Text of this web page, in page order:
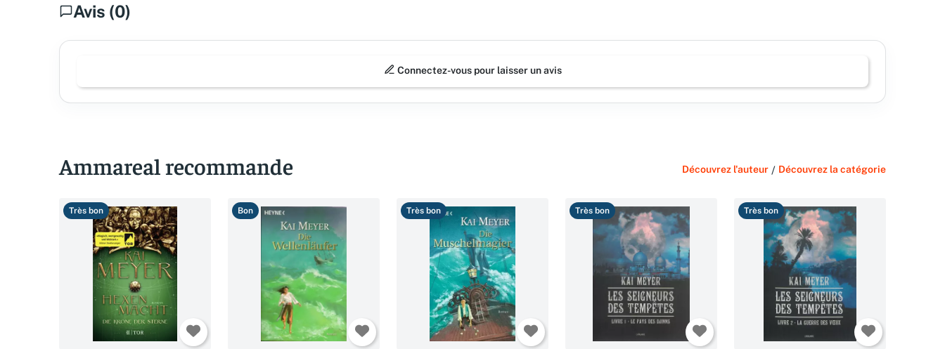
Avis (0)
Connectez-vous pour laisser un avis
Ammareal recommande Découvrez l'auteur / Découvrez la catégorie
Très bon Bon Très bon Très bon Très bon